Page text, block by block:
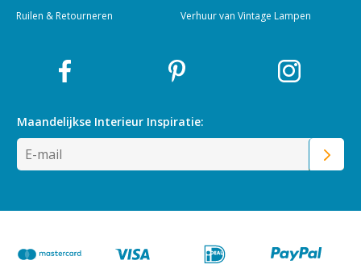
Ruilen & Retourneren
Verhuur van Vintage Lampen
Maandelijkse Interieur Inspiratie: